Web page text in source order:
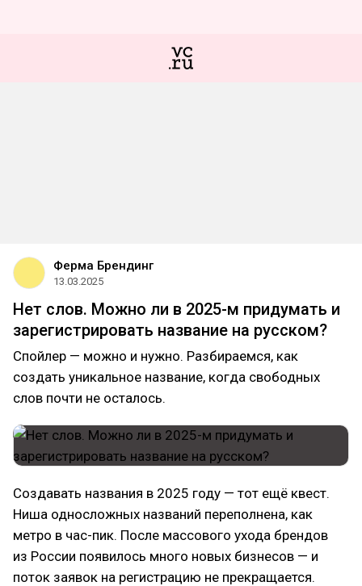
Ферма Брендинг
13.03.2025
Нет слов. Можно ли в 2025-м придумать и
зарегистрировать название на русском?
Спойлер — можно и нужно. Разбираемся, как
создать уникальное название, когда свободных
слов почти не осталось.
Создавать названия в 2025 году — тот ещё квест.
Ниша односложных названий переполнена, как
метро в час-пик. После массового ухода брендов
из России появилось много новых бизнесов — и
поток заявок на регистрацию не прекращается.